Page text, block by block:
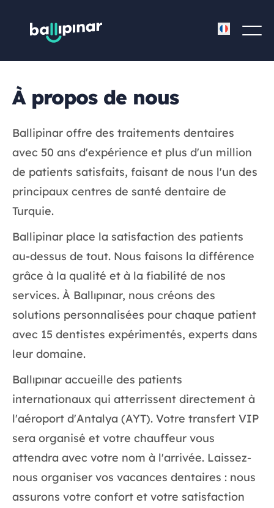
À propos de nous
Ballipinar offre des traitements dentaires
avec 50 ans d'expérience et plus d'un million
de patients satisfaits, faisant de nous l'un des
principaux centres de santé dentaire de
Turquie.
Ballipinar place la satisfaction des patients
au-dessus de tout. Nous faisons la différence
grâce à la qualité et à la fiabilité de nos
services. À Ballıpınar, nous créons des
solutions personnalisées pour chaque patient
avec 15 dentistes expérimentés, experts dans
leur domaine.
Ballıpınar accueille des patients
internationaux qui atterrissent directement à
l'aéroport d'Antalya (AYT). Votre transfert VIP
sera organisé et votre chauffeur vous
attendra avec votre nom à l'arrivée. Laissez-
nous organiser vos vacances dentaires : nous
assurons votre confort et votre satisfaction